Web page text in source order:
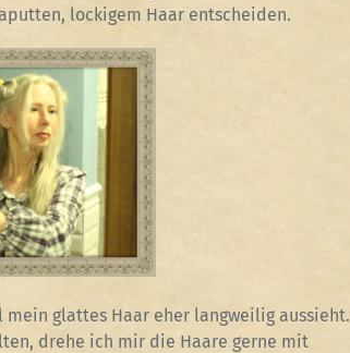
lockigem Haar entscheiden.
glattes Haar eher langweilig aussieht.
drehe ich mir die Haare gerne mit